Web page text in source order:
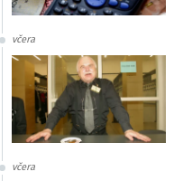
včera
včera